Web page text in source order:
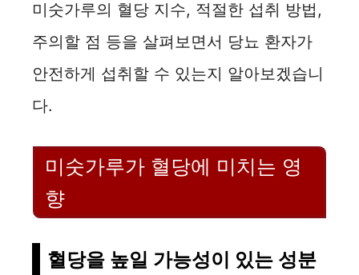
미숫가루의 혈당 지수, 적절한 섭취 방법,
주의할 점 등을 살펴보면서 당뇨 환자가
안전하게 섭취할 수 있는지 알아보겠습니
다.
미숫가루가 혈당에 미치는 영
향
혈당을 높일 가능성이 있는 성분